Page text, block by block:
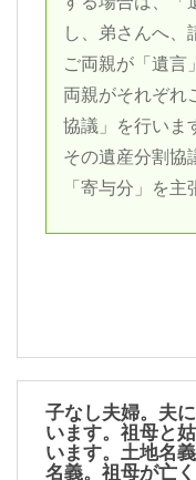
し、弟さんへ、
ご両親が「遺言
両親がそれぞれ
協議」を行いま
その遺産分割協
「寄与分」を主
子なし夫婦。夫
います。祖母と
います。土地名
名義。祖母が亡